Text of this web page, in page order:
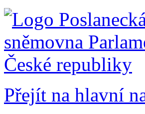
Přejít na hlavní